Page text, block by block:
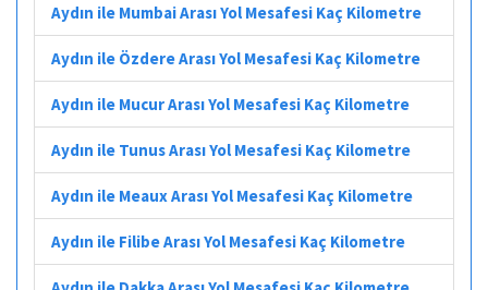
Aydın ile Mumbai Arası Yol Mesafesi Kaç Kilometre
Aydın ile Özdere Arası Yol Mesafesi Kaç Kilometre
Aydın ile Mucur Arası Yol Mesafesi Kaç Kilometre
Aydın ile Tunus Arası Yol Mesafesi Kaç Kilometre
Aydın ile Meaux Arası Yol Mesafesi Kaç Kilometre
Aydın ile Filibe Arası Yol Mesafesi Kaç Kilometre